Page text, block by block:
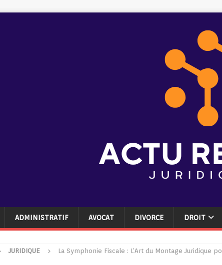
ADMINISTRATIF AVOCAT DIVORCE DROIT
JURIDIQUE
La Symphonie Fiscale : L’Art du Montage Juridique